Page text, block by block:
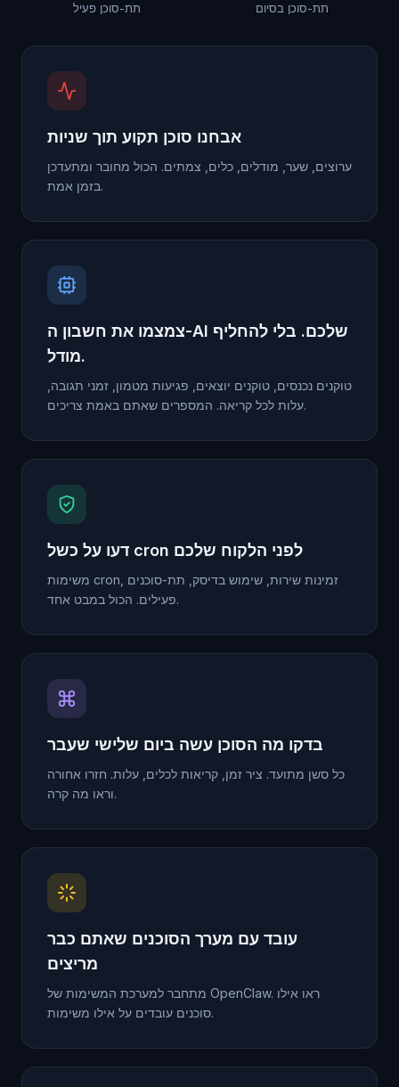
תת-סוכן פעיל תת-סוכן בסיום
אבחנו סוכן תקוע תוך שניות
ערוצים, שער, מודלים, כלים, צמתים. הכול מחובר ומתעדכן
בזמן אמת.
צמצמו את חשבון ה-AI שלכם. בלי להחליף
מודל.
טוקנים נכנסים, טוקנים יוצאים, פגיעות מטמון, זמני תגובה,
עלות לכל קריאה. המספרים שאתם באמת צריכים.
דעו על כשל cron לפני הלקוח שלכם
משימות cron, זמינות שירות, שימוש בדיסק, תת-סוכנים
פעילים. הכול במבט אחד.
בדקו מה הסוכן עשה ביום שלישי שעבר
כל סשן מתועד. ציר זמן, קריאות לכלים, עלות. חזרו אחורה
וראו מה קרה.
עובד עם מערך הסוכנים שאתם כבר
מריצים
מתחבר למערכת המשימות של OpenClaw. ראו אילו
סוכנים עובדים על אילו משימות.